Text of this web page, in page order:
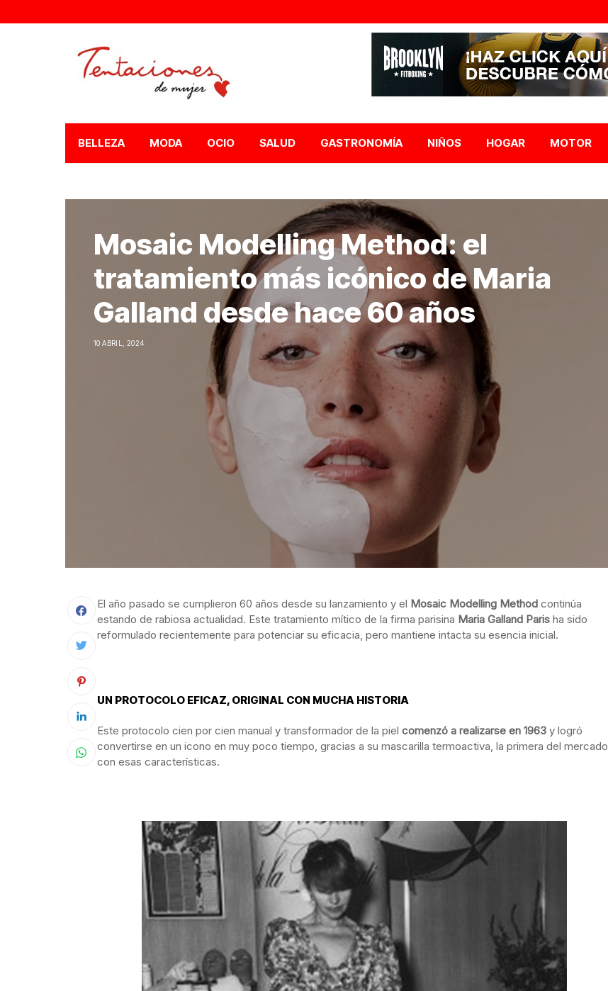
BELLEZA MODA OCIO SALUD GASTRONOMÍA NIÑOS HOGAR MOTOR
Mosaic Modelling Method: el
tratamiento más icónico de Maria
Galland desde hace 60 años
10 ABRIL, 2024
El año pasado se cumplieron 60 años desde su lanzamiento y el Mosaic Modelling Method continúa
estando de rabiosa actualidad. Este tratamiento mítico de la firma parisina Maria Galland Paris ha sido
reformulado recientemente para potenciar su eficacia, pero mantiene intacta su esencia inicial.
UN PROTOCOLO EFICAZ, ORIGINAL CON MUCHA HISTORIA
Este protocolo cien por cien manual y transformador de la piel comenzó a realizarse en 1963 y logró
convertirse en un icono en muy poco tiempo, gracias a su mascarilla termoactiva, la primera del mercado
con esas características.